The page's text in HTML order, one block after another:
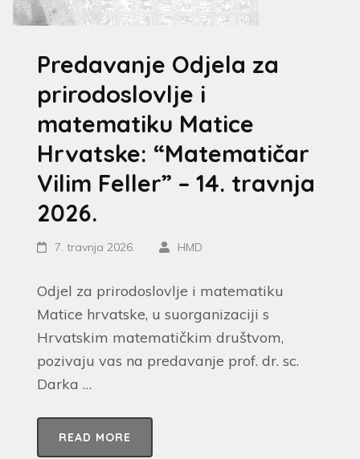
Predavanje Odjela za
prirodoslovlje i
matematiku Matice
Hrvatske: “Matematičar
Vilim Feller” – 14. travnja
2026.
7. travnja 2026. HMD
Odjel za prirodoslovlje i matematiku
Matice hrvatske, u suorganizaciji s
Hrvatskim matematičkim društvom,
pozivaju vas na predavanje prof. dr. sc.
Darka …
READ MORE